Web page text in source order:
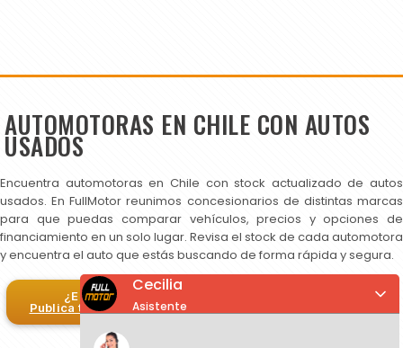
AUTOMOTORAS EN CHILE CON AUTOS
USADOS
Encuentra automotoras en Chile con stock actualizado de autos
usados. En FullMotor reunimos concesionarios de distintas marcas
para que puedas comparar vehículos, precios y opciones de
financiamiento en un solo lugar. Revisa el stock de cada automotora
y encuentra el auto que estás buscando de forma rápida y segura.
¿Eres automotora?
Publica tus autos en FullMotor
Cecilia
Asistente